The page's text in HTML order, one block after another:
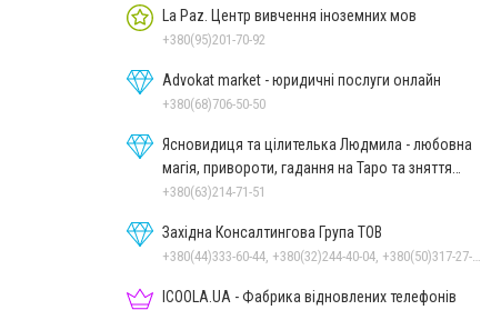
La Paz. Центр вивчення іноземних мов
+380(95)201-70-92
Advokat market - юридичні послуги онлайн
+380(68)706-50-50
Ясновидиця та цілителька Людмила - любовна
магія, привороти, гадання на Таро та зняття
порчі
+380(63)214-71-51
Західна Консалтингова Група ТОВ
ICOOLA.UA - Фабрика відновлених телефонів